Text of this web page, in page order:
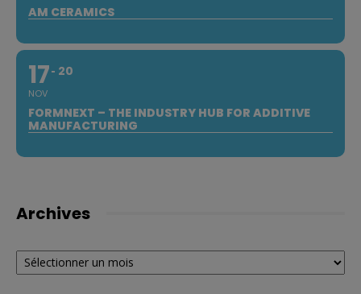
AM CERAMICS
17
NOV
20
FORMNEXT – THE INDUSTRY HUB FOR ADDITIVE
MANUFACTURING
Archives
Archives